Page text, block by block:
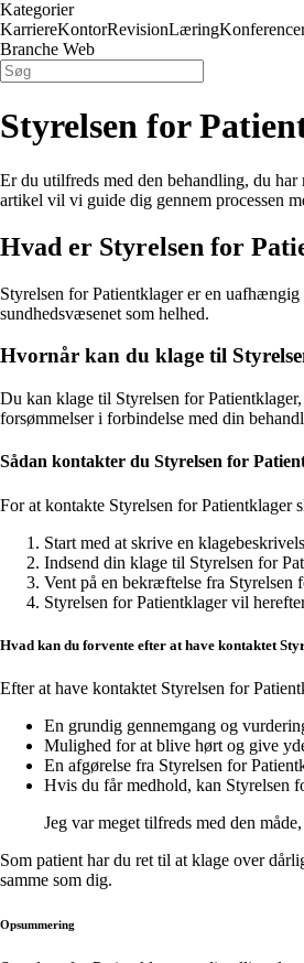
Kategorier
KarriereKontorRevisionLæring
Branche Web
Styrelsen for
Er du utilfreds med den behandling, du
artikel vil vi guide dig gennem processen
Hvad er Styrelsen for
Styrelsen for Patientklager er en
sundhedsvæsenet som helhed.
Hvornår kan du klage til
Du kan klage til Styrelsen for
forsømmelser i forbindelse med din
Sådan kontakter du Styrelsen for
For at kontakte Styrelsen for Patientklager
Start med at skrive en
Indsend din klage til Styrelsen for
Vent på en bekræftelse fra Styrelsen
Styrelsen for Patientklager vil
Hvad kan du forvente efter at have kontaktet
Efter at have kontaktet Styrelsen for
En grundig gennemgang og
Mulighed for at blive hørt og give
En afgørelse fra Styrelsen for
Hvis du får medhold, kan Styrelsen
Jeg var meget tilfreds med den
Som patient har du ret til at klage over
samme som dig.
Opsummering